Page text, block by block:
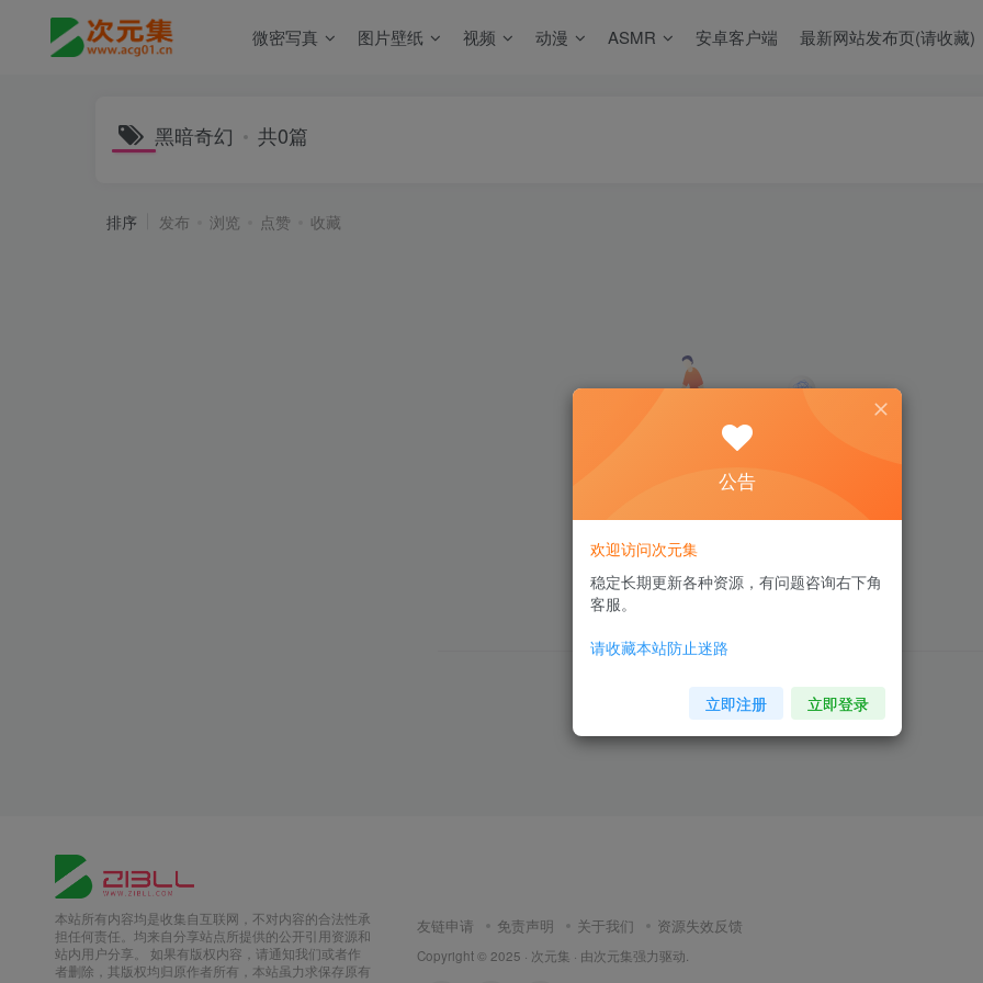
微密写真 图片壁纸 视频 动漫 ASMR 安卓客户端 最新网站发布页(请收藏)
黑暗奇幻 共0篇
排序 发布 浏览 点赞 收藏
暂无内容
本站所有内容均是收集自互联网，不对内容的合法性承
担任何责任。均来自分享站点所提供的公开引用资源和
站内用户分享。 如果有版权内容，请通知我们或者作
者删除，其版权均归原作者所有，本站虽力求保存原有
友链申请 免责声明 关于我们 资源失效反馈
Copyright © 2025 · 次元集 · 由次元集强力驱动.
公告
欢迎访问次元集
稳定长期更新各种资源，有问题咨询右下角
客服。
请收藏本站防止迷路
立即注册 立即登录